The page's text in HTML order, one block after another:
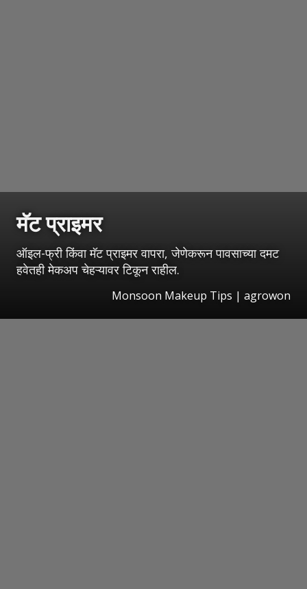
मॅट प्राइमर
ऑइल-फ्री किंवा मॅट प्राइमर वापरा, जेणेकरून पावसाच्या दमट
हवेतही मेकअप चेहऱ्यावर टिकून राहील.
Monsoon Makeup Tips | agrowon